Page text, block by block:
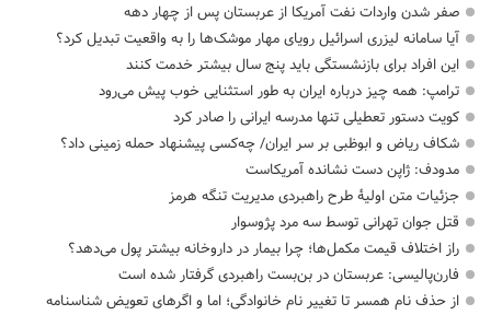
صفر شدن واردات نفت آمریکا از عربستان پس از چهار دهه
آیا سامانه لیزری اسرائیل رویای مهار موشک‌ها را به واقعیت تبدیل کرد؟
این افراد برای بازنشستگی باید پنج سال بیشتر خدمت کنند
ترامپ: همه چیز درباره ایران به طور استثنایی خوب پیش می‌رود
کویت دستور تعطیلی تنها مدرسه ایرانی را صادر کرد
شکاف ریاض و ابوظبی بر سر ایران/ چه‌کسی پیشنهاد حمله زمینی داد؟
مدودف: ژاپن دست نشانده آمریکاست
جزئیات متن اولیۀ طرح راهبردی مدیریت تنگه هرمز
قتل جوان تهرانی توسط سه مرد پژوسوار
راز اختلاف قیمت مکمل‌ها؛ چرا بیمار در داروخانه بیشتر پول می‌دهد؟
فارن‌پالیسی: عربستان در بن‌بست راهبردی گرفتار شده است
از حذف نام همسر تا تغییر نام خانوادگی؛ اما و اگرهای تعویض شناسنامه